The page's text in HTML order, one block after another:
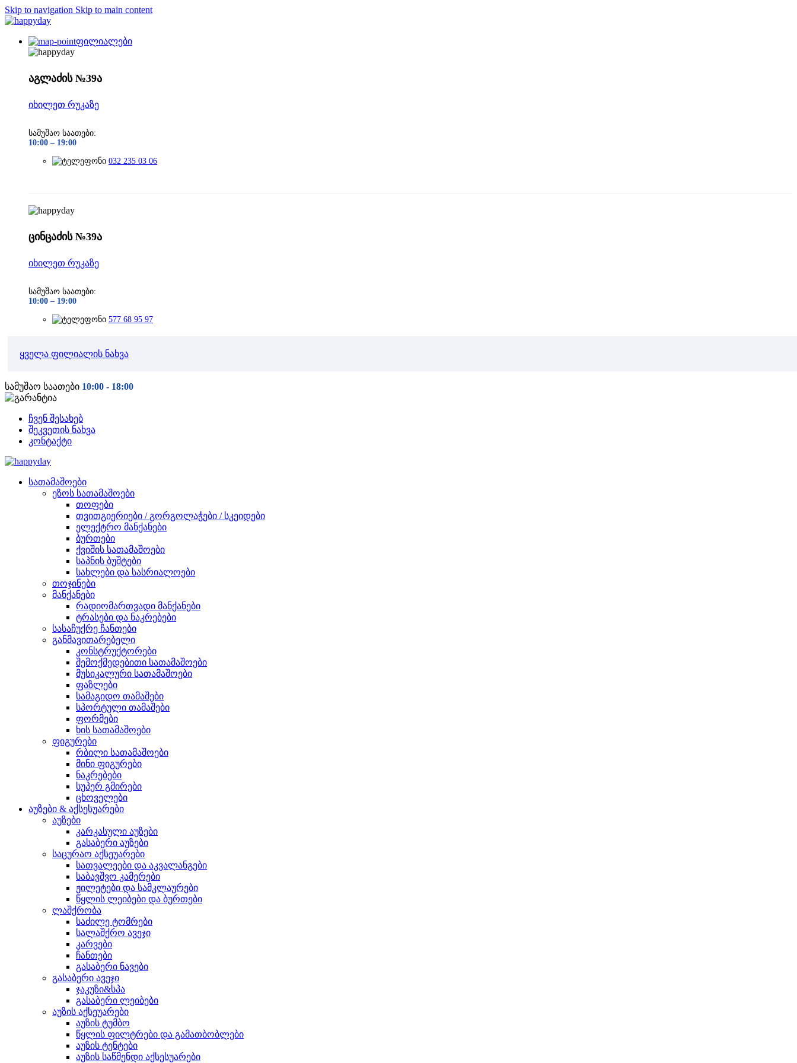
Skip to navigation Skip to main content
ფილიალები
აგლაძის №39ა
იხილეთ რუკაზე
სამუშაო საათები:
10:00 – 19:00
032 235 03 06
ცინცაძის №39ა
იხილეთ რუკაზე
სამუშაო საათები:
10:00 – 19:00
577 68 95 97
ყველა ფილიალის ნახვა
სამუშაო საათები 10:00 - 18:00
ჩვენ შესახებ
შეკვეთის ნახვა
კონტაქტი
სათამაშოები
ეზოს სათამაშოები
თოფები
თვითგიერიები / გორგოლაჭები / სკეიდები
ელექტრო მანქანები
ბურთები
ქვიშის სათამაშოები
საპნის ბუშტები
სახლები და სასრიალოები
თოჯინები
მანქანები
რადიომართვადი მანქანები
ტრასები და ნაკრებები
სასაჩუქრე ჩანთები
განმავითარებელი
კონსტრუქტორები
შემოქმედებითი სათამაშოები
მუსიკალური სათამაშოები
ფაზლები
სამაგიდო თამაშები
სპორტული თამაშები
ფორმები
ხის სათამაშოები
ფიგურები
რბილი სათამაშოები
მინი ფიგურები
ნაკრებები
სუპერ გმირები
ცხოველები
აუზები & აქსესუარები
აუზები
კარკასული აუზები
გასაბერი აუზები
საცურაო აქსეუარები
სათვალეები და აკვალანგები
საბავშვო კამერები
ჟილეტები და სამკლაურები
წყლის ლეიბები და ბურთები
ლაშქრობა
საძილე ტომრები
სალაშქრო ავეჯი
კარვები
ჩანთები
გასაბერი ნავები
გასაბერი ავეჯი
ჯაკუზი&სპა
გასაბერი ლეიბები
აუზის აქსეუარები
აუზის ტუმბო
წყლის ფილტრები და გამათბობლები
აუზის ტენტები
აუზის საწმენდი აქსესუარები